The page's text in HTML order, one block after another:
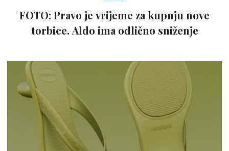
FOTO: Pravo je vrijeme za kupnju nove
torbice. Aldo ima odlično sniženje